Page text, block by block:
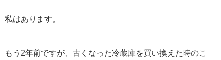
私はあります。
もう2年前ですが、古くなった冷蔵庫を買い換えた時のこ